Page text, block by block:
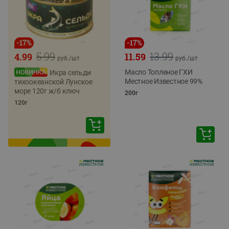
-17%
5.99
4.99 руб./шт
Икра сельди
тихоокеанской Лунское
море 120г ж/б ключ
120г
-17%
13.99
11.59 руб./шт
Масло Топленое ГХИ
Местное Известное 99%
200г